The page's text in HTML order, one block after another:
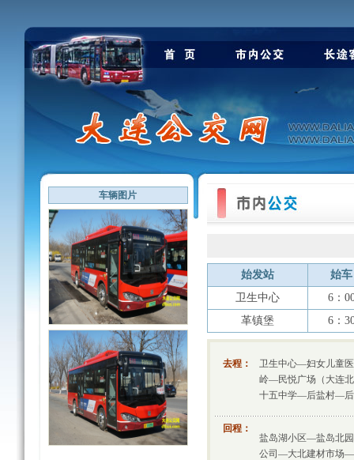
车辆图片
始发站
始车
卫生中心
6：
革镇堡
6：
去程：
卫生中心—妇女儿童
岭—民悦广场（大连
十五中学—后盐村—
回程：
盐岛湖小区—盐岛北
公司—大北建材市场